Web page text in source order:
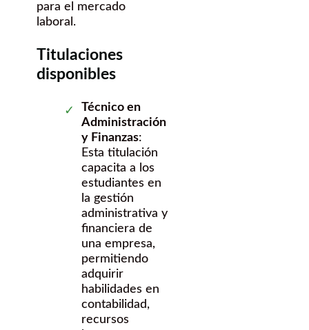
para el mercado
laboral.
Titulaciones
disponibles
Técnico en
Administración
y Finanzas:
Esta titulación
capacita a los
estudiantes en
la gestión
administrativa y
financiera de
una empresa,
permitiendo
adquirir
habilidades en
contabilidad,
recursos